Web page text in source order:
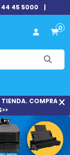
45 5000 |
0
TIENDA. COMPRA